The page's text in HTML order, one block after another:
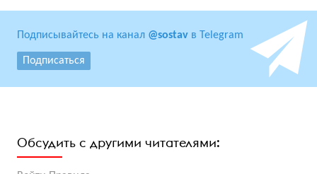
Подписывайтесь на канал @sostav в Telegram
Подписаться
Обсудить с другими читателями: